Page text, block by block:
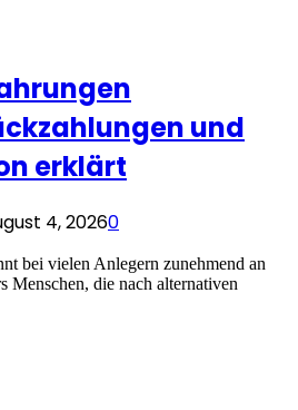
und
erklärt
4, 20260
bei vielen Anlegern zunehmend an
Menschen, die nach alternativen